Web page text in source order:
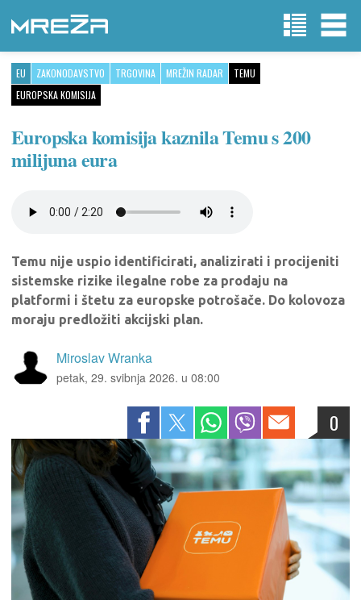
EU ZAKONODAVSTVO TRGOVINA MREŽIN RADAR
TEMU
EUROPSKA KOMISIJA
Europska komisija kaznila Temu s 200
milijuna eura
Temu nije uspio identificirati, analizirati i procijeniti
sistemske rizike ilegalne robe za prodaju na
platformi i štetu za europske potrošače. Do kolovoza
moraju predložiti akcijski plan.
Miroslav Wranka
petak, 29. svibnja 2026. u 08:00
0